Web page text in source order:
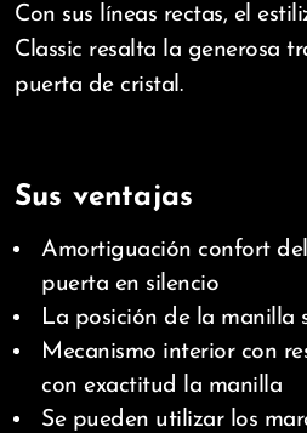
Con sus líneas rectas, el
Classic resalta la generosa
puerta de cristal.
Sus ventajas
Amortiguación confort
puerta en silencio
La posición de la manilla
Mecanismo interior con
con exactitud la manilla
Se pueden utilizar los